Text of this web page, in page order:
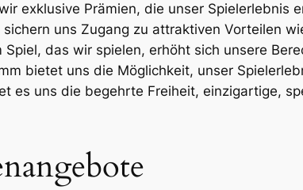
exklusive Prämien, die unser Spielerlebnis
uns Zugang zu attraktiven Vorteilen
das wir spielen, erhöht sich unsere
bietet uns die Möglichkeit, unser
es uns die begehrte Freiheit, einzigartige,